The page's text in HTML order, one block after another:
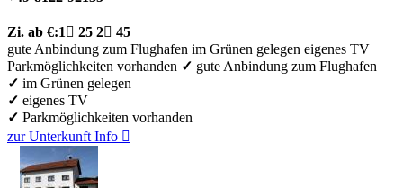
Zi. ab €:1  25 2 45
gute Anbindung zum Flughafen im Grünen gelegen eigenes TV
Parkmöglichkeiten vorhanden ✓ gute Anbindung zum Flughafen
✓ im Grünen gelegen
✓ eigenes TV
✓ Parkmöglichkeiten vorhanden
zur Unterkunft Info 